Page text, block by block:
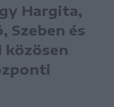
Hargita,
Szeben és
közösen